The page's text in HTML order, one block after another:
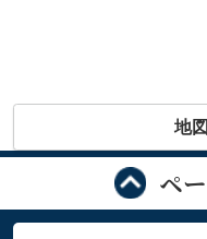
地
ペ